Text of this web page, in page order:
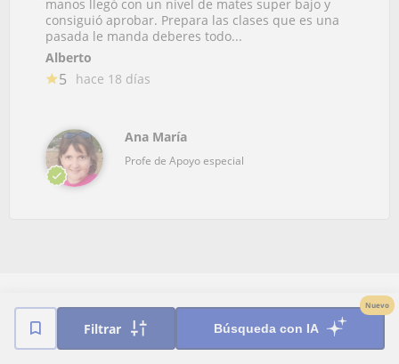
Filtrar Búsqueda con IA
Nuevo
manos llegó con un nivel de mates super bajo y
consiguió aprobar. Prepara las clases que es una
pasada le manda deberes todo...
Alberto
5 hace 18 días
Ana María
Profe de Apoyo especial
Clases en Majadahonda de…